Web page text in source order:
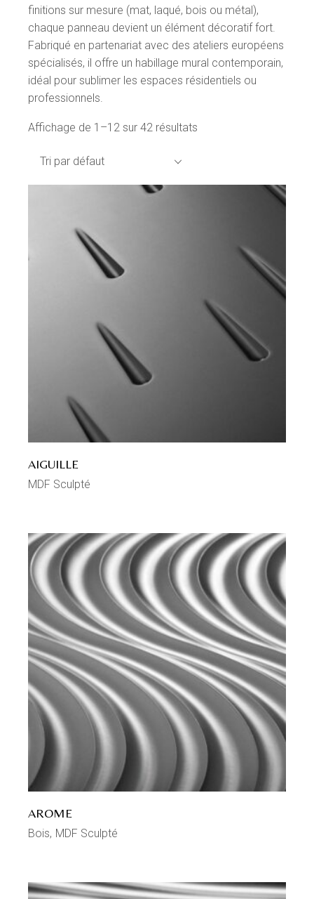
finitions sur mesure (mat, laqué, bois ou métal),
chaque panneau devient un élément décoratif fort.
Fabriqué en partenariat avec des ateliers européens
spécialisés, il offre un habillage mural contemporain,
idéal pour sublimer les espaces résidentiels ou
professionnels.
Affichage de 1–12 sur 42 résultats
Tri par défaut
AIGUILLE
MDF Sculpté
AROME
Bois MDF Sculpté